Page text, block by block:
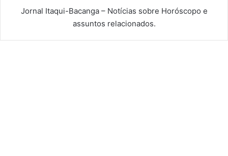
Jornal Itaqui-Bacanga – Notícias sobre Horóscopo e
assuntos relacionados.